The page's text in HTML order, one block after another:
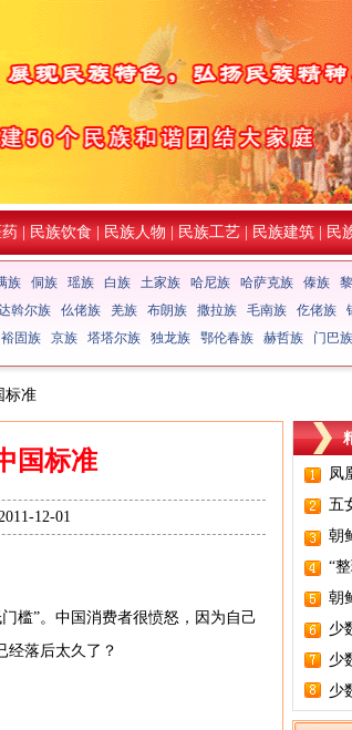
药 民族饮食 民族人物 民族工艺 民族建筑 民
族 侗族 瑶族 白族 土家族 哈尼族 哈萨克族 傣族
斡尔族 仫佬族 羌族 布朗族 撒拉族 毛南族 仡佬族
裕固族 京族 塔塔尔族 独龙族 鄂伦春族 赫哲族 门巴族
标准
国标准
12-01
槛”。中国消费者很愤怒，因为自己
经落后太久了？
凤
五
朝
“
朝
少
少
少